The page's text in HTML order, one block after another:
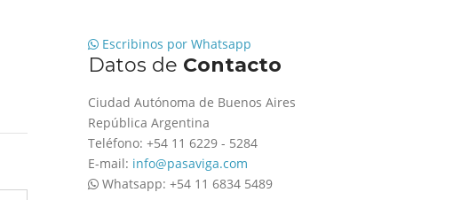
Escribinos por Whatsapp
Datos de Contacto
Ciudad Autónoma de Buenos Aires
República Argentina
Teléfono: +54 11 6229 - 5284
E-mail: info@pasaviga.com
Whatsapp: +54 11 6834 5489